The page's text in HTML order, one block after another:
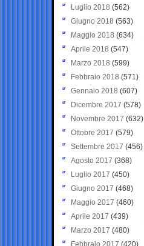
Luglio 2018 (562)
Giugno 2018 (563)
Maggio 2018 (634)
Aprile 2018 (547)
Marzo 2018 (599)
Febbraio 2018 (571)
Gennaio 2018 (607)
Dicembre 2017 (578)
Novembre 2017 (632)
Ottobre 2017 (579)
Settembre 2017 (456)
Agosto 2017 (368)
Luglio 2017 (450)
Giugno 2017 (468)
Maggio 2017 (460)
Aprile 2017 (439)
Marzo 2017 (480)
Febbraio 2017 (420)